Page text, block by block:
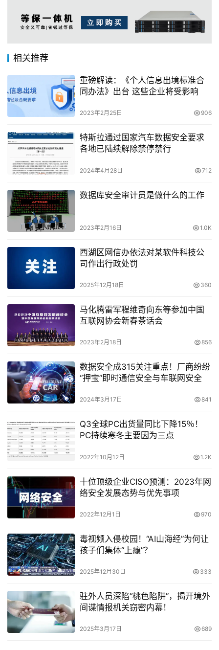
相关推荐
重磅解读：《个人信息出境标准合
同办法》出台 这些企业将受影响
2023年2月25日 906
特斯拉通过国家汽车数据安全要求
各地已陆续解除禁停禁行
2024年4月28日 712
数据库安全审计员是做什么的工作
2023年2月16日 1.0K
西湖区网信办依法对某软件科技公
司作出行政处罚
2025年12月18日 360
马化腾雷军程维奇向东等参加中国
互联网协会新春茶话会
2023年2月18日 856
数据安全成315关注重点！厂商纷纷
“押宝”即时通信安全与车联网安全
2024年3月17日 841
Q3全球PC出货量同比下降15％！
PC持续寒冬主要因为三点
2022年10月12日 1.2K
十位顶级企业CISO预测：2023年网
络安全发展态势与优先事项
2022年12月1日 970
毒视频入侵校园！“AI山海经”为何让
孩子们集体“上瘾”？
2025年12月30日 333
驻外人员深陷“桃色陷阱”，揭开境外
间谍情报机关窃密内幕！
2025年3月17日 689